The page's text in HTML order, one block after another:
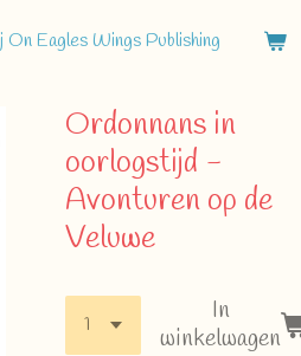
On Eagles Wings Publishing
Ordonnans in
oorlogstijd -
Avonturen op de
Veluwe
In
winkelwagen